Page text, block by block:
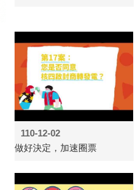
110-12-02
做好決定，加速圈票